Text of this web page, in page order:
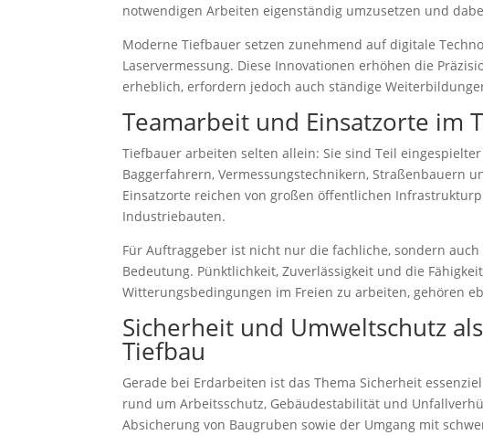
notwendigen Arbeiten eigenständig umzusetzen und
Moderne Tiefbauer setzen zunehmend auf digitale
Laservermessung. Diese Innovationen erhöhen die
erheblich, erfordern jedoch auch ständige
Teamarbeit und Einsatzorte im
Tiefbauer arbeiten selten allein: Sie sind Teil
Baggerfahrern, Vermessungstechnikern, Straßenbauern
Einsatzorte reichen von großen öffentlichen
Industriebauten.
Für Auftraggeber ist nicht nur die fachliche, sondern
Bedeutung. Pünktlichkeit, Zuverlässigkeit und die
Witterungsbedingungen im Freien zu arbeiten, gehören
Sicherheit und Umweltschutz
Tiefbau
Gerade bei Erdarbeiten ist das Thema Sicherheit
rund um Arbeitsschutz, Gebäudestabilität und
Absicherung von Baugruben sowie der Umgang mit